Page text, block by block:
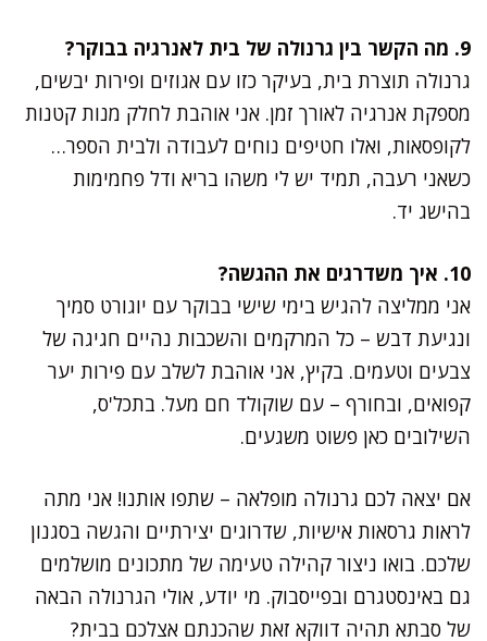
9. מה הקשר בין גרנולה של בית לאנרגיה בבוקר?
גרנולה תוצרת בית, בעיקר כזו עם אגוזים ופירות יבשים,
מספקת אנרגיה לאורך זמן. אני אוהבת לחלק מנות קטנות
לקופסאות, ואלו חטיפים נוחים לעבודה ולבית הספר…
כשאני רעבה, תמיד יש לי משהו בריא ודל פחמימות
בהישג יד.
10. איך משדרגים את ההגשה?
אני ממליצה להגיש בימי שישי בבוקר עם יוגורט סמיך
ונגיעת דבש – כל המרקמים והשכבות נהיים חגיגה של
צבעים וטעמים. בקיץ, אני אוהבת לשלב עם פירות יער
קפואים, ובחורף – עם שוקולד חם מעל. בתכל'ס,
השילובים כאן פשוט משגעים.
אם יצאה לכם גרנולה מופלאה – שתפו אותנו! אני מתה
לראות גרסאות אישיות, שדרוגים יצירתיים והגשה בסגנון
שלכם. בואו ניצור קהילה טעימה של מתכונים מושלמים
גם באינסטגרם ובפייסבוק. מי יודע, אולי הגרנולה הבאה
של סבתא תהיה דווקא זאת שהכנתם אצלכם בבית?